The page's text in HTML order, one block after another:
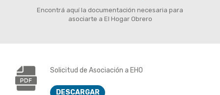
Encontrá aquí la documentación necesaria para
asociarte a El Hogar Obrero
Solicitud de Asociación a EHO
DESCARGAR